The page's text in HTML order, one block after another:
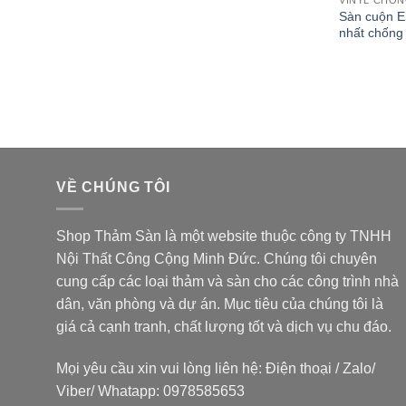
Sàn cuộn
nhất
VỀ CHÚNG TÔI
Shop Thảm Sàn là một website thuộc công ty TNHH
Nội Thất Công Cộng Minh Đức. Chúng tôi chuyên
cung cấp các loại thảm và sàn cho các công trình nhà
dân, văn phòng và dự án. Mục tiêu của chúng tôi là
giá cả cạnh tranh, chất lượng tốt và dịch vụ chu đáo.
Mọi yêu cầu xin vui lòng liên hệ: Điện thoại / Zalo/
Viber/ Whatapp: 0978585653